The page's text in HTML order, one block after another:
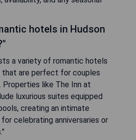
hotels in Hudson
a variety of romantic hotels
that are perfect for couples
Properties like The Inn at
luxurious suites equipped
creating an intimate
celebrating anniversaries or